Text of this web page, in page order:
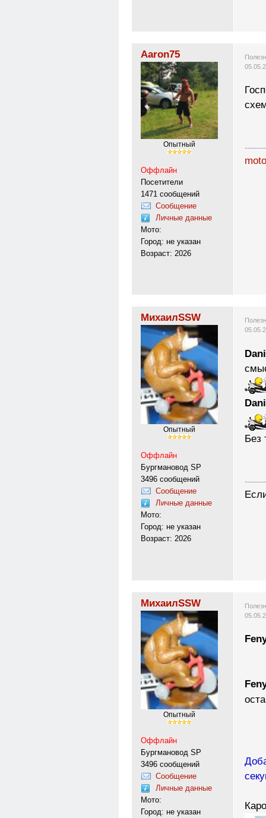
Aaron75
Опытный
Оффлайн
Посетители
1471 сообщений
Сообщение
Личные данные
Мото:
Город: не указан
Возраст: 2026
МихаилSSW
Опытный
Оффлайн
Бургмановод SP
3496 сообщений
Сообщение
Личные данные
Мото:
Город: не указан
Возраст: 2026
Без
МихаилSSW
Опытный
Оффлайн
Бургмановод SP
3496 сообщений
Сообщение
Личные данные
Мото:
Город: не указан